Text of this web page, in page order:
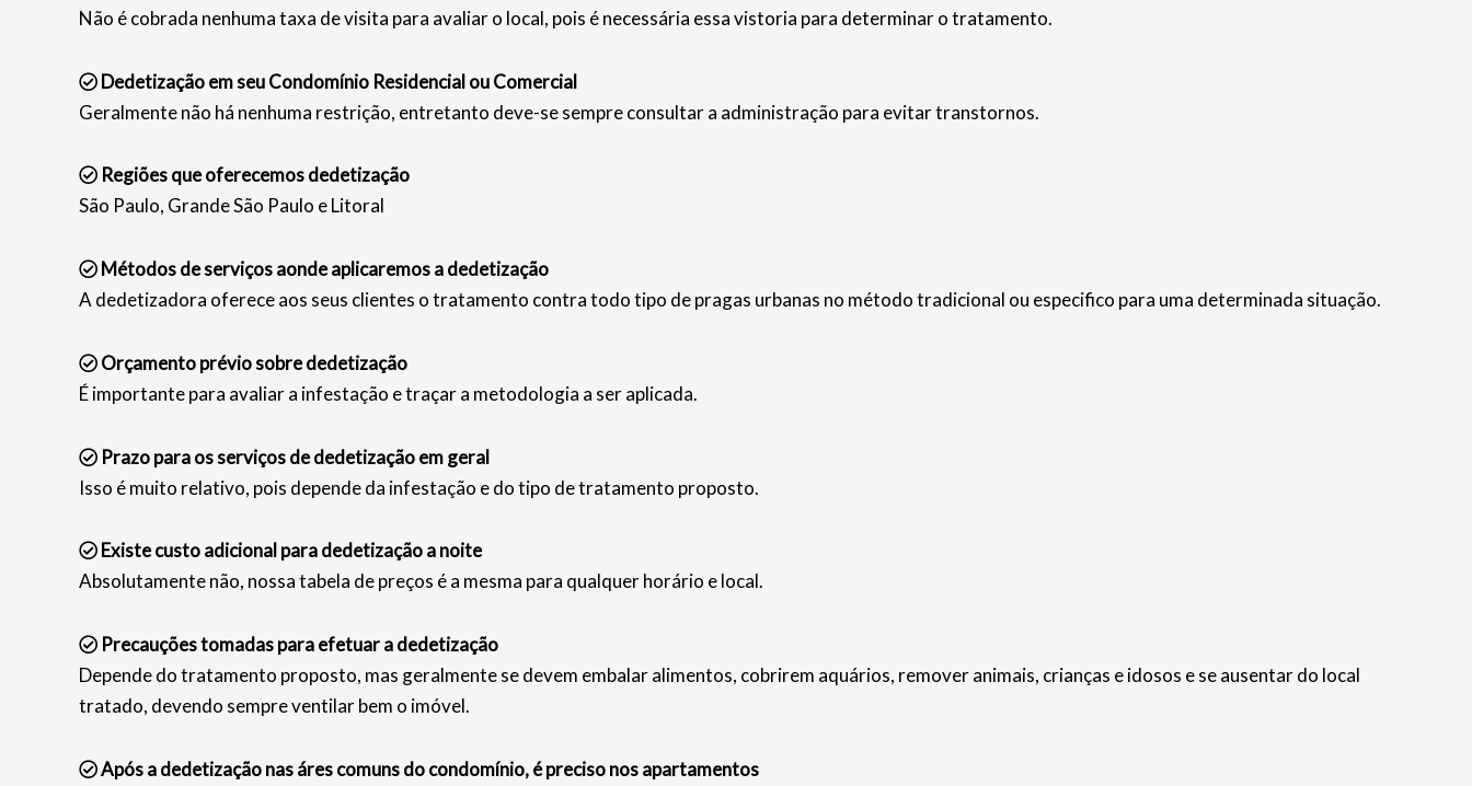
Não é cobrada nenhuma taxa de visita para avaliar o local, pois é necessária essa vistoria para determinar o tratamento.
Dedetização em seu Condomínio Residencial ou Comercial
Geralmente não há nenhuma restrição, entretanto deve-se sempre consultar a administração para evitar transtornos.
Regiões que oferecemos dedetização
São Paulo, Grande São Paulo e Litoral
Métodos de serviços aonde aplicaremos a dedetização
A dedetizadora oferece aos seus clientes o tratamento contra todo tipo de pragas urbanas no método tradicional ou especifico para uma determinada situação.
Orçamento prévio sobre dedetização
É importante para avaliar a infestação e traçar a metodologia a ser aplicada.
Prazo para os serviços de dedetização em geral
Isso é muito relativo, pois depende da infestação e do tipo de tratamento proposto.
Existe custo adicional para dedetização a noite
Absolutamente não, nossa tabela de preços é a mesma para qualquer horário e local.
Precauções tomadas para efetuar a dedetização
Depende do tratamento proposto, mas geralmente se devem embalar alimentos, cobrirem aquários, remover animais, crianças e idosos e se ausentar do local
tratado, devendo sempre ventilar bem o imóvel.
Após a dedetização nas áres comuns do condomínio, é preciso nos apartamentos